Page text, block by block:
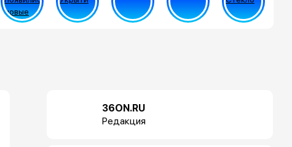
36ON.RU
Редакция